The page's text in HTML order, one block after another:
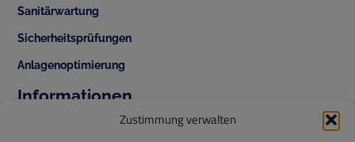
Zustimmung verwalten
Sanitärwartung
Sicherheitsprüfungen
Anlagenoptimierung
Informationen
+43 1 343 42 70